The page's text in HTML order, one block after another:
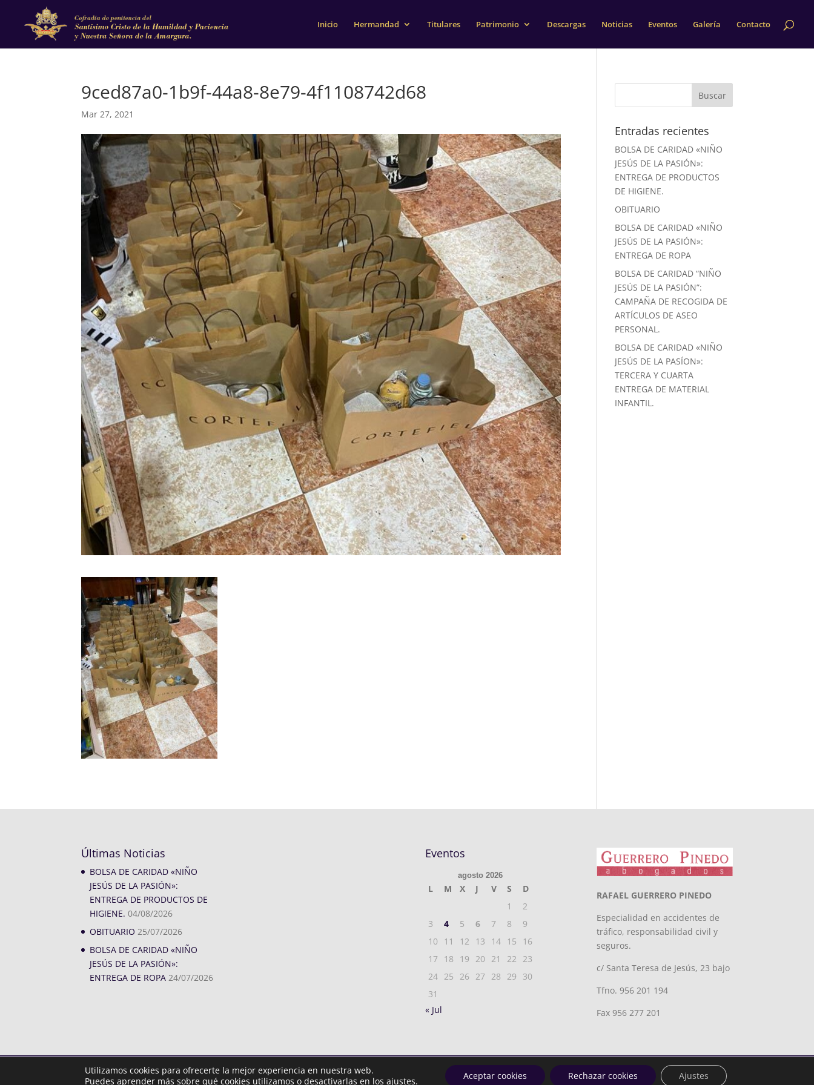
Inicio Hermandad Titulares Patrimonio Descargas Noticias Eventos Galería Contacto
9ced87a0-1b9f-44a8-8e79-4f1108742d68
Mar 27, 2021
Entradas recientes
BOLSA DE CARIDAD «NIÑO
JESÚS DE LA PASIÓN»:
ENTREGA DE PRODUCTOS
DE HIGIENE.
OBITUARIO
BOLSA DE CARIDAD «NIÑO
JESÚS DE LA PASIÓN»:
ENTREGA DE ROPA
BOLSA DE CARIDAD “NIÑO
JESÚS DE LA PASIÓN”:
CAMPAÑA DE RECOGIDA DE
ARTÍCULOS DE ASEO
PERSONAL.
BOLSA DE CARIDAD «NIÑO
JESÚS DE LA PASÍON»:
TERCERA Y CUARTA
ENTREGA DE MATERIAL
INFANTIL.
Últimas Noticias
BOLSA DE CARIDAD «NIÑO
JESÚS DE LA PASIÓN»:
ENTREGA DE PRODUCTOS DE
HIGIENE. 04/08/2026
OBITUARIO 25/07/2026
BOLSA DE CARIDAD «NIÑO
JESÚS DE LA PASIÓN»:
ENTREGA DE ROPA 24/07/2026
Eventos
agosto 2026
L M X J V S
D
1
2
3
4 5 6 7 8
9
10
11 12 13 14 15
16
17
18 19 20 21 22
23
24
25 26 27 28 29
30
31
« Jul
RAFAEL GUERRERO PINEDO
Especialidad en accidentes de
tráfico, responsabilidad civil y
seguros.
c/ Santa Teresa de Jesús, 23 bajo
Tfno. 956 201 194
Fax 956 277 201
Diseñado por iNova Cloud. © Todos los derechos reservados.Política privacidad| Aviso Legal y Cookies
Utilizamos cookies para ofrecerte la mejor experiencia en nuestra web.
Puedes aprender más sobre qué cookies utilizamos o desactivarlas en los ajustes.
Aceptar cookies Rechazar cookies Ajustes